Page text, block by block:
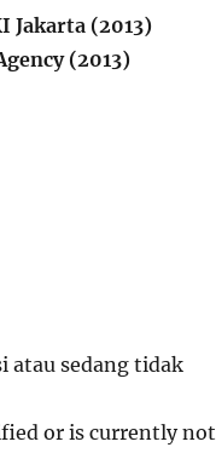
Jakarta (2013)
(2013)
atau sedang tidak
or is currently not